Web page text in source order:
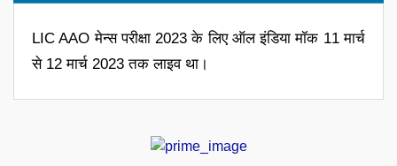
LIC AAO मेन्स परीक्षा 2023 के लिए ऑल इंडिया मॉक 11 मार्च
से 12 मार्च 2023 तक लाइव था।